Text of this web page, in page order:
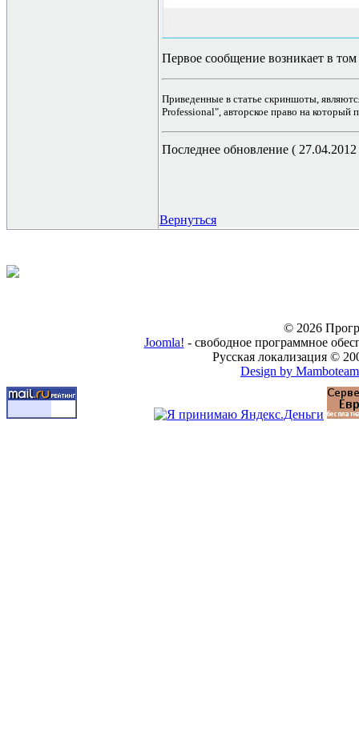
Первое сообщение возникает в том
Приведенные в статье скриншоты,
Professional", авторское право на
Последнее обновление ( 27.04.2012
Вернуться
© 2026
Joomla! - свободное программное
Русская локализация ©
Design by